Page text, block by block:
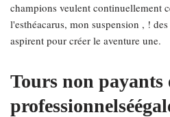
champions veulent continuellement
l'esthéacarus, mon suspension , !
aspirent pour créer le aventure une.
Tours non payants